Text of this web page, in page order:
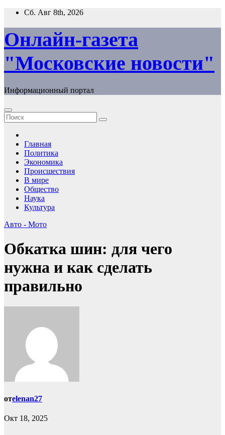
Перейти
содержимому
Сб. Авг 8th, 2026
Онлайн-газета
"Московские новости"
Информационный портал
Главная
Политика
Экономика
Происшествия
В мире
Общество
Наука
Культура
Авто - Мото
Обкатка шин: для чего
нужна и как сделать
правильно
отelenan27
Окт 18, 2025